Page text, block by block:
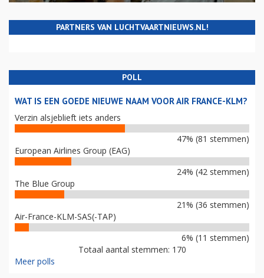
PARTNERS VAN LUCHTVAARTNIEUWS.NL!
POLL
WAT IS EEN GOEDE NIEUWE NAAM VOOR AIR FRANCE-KLM?
Verzin alsjeblieft iets anders
47% (81 stemmen)
European Airlines Group (EAG)
24% (42 stemmen)
The Blue Group
21% (36 stemmen)
Air-France-KLM-SAS(-TAP)
6% (11 stemmen)
Totaal aantal stemmen: 170
Meer polls